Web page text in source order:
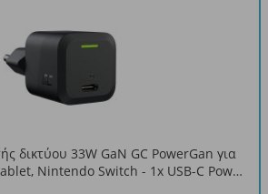
δικτύου 33W GaN GC PowerGan για
Nintendo Switch - 1x USB-C Power